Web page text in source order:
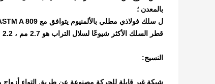
بالمعدن ؛
ل سلك فولاذي مطلي بالألمنيوم يتوافق مع ASTM A 809 ، مزاج ناعم ؛
قطر السلك الأكثر شيوعًا لسلال التراب هو 2.7 مم ، 2.2 مم لمراتب ريفريت.
النسيج:
شبكة غير قابلة للحركة مصنوعة عن طريق التواء